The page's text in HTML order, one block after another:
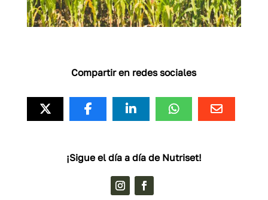
Compartir en redes sociales
¡Sigue el día a día de Nutriset!